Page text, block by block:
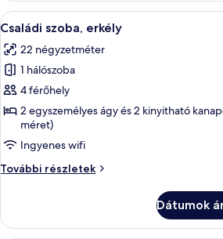
2
children)
tengerre
(2
+
2
további
részletei
A
következő
szoba
összes
képének
megtekintése:
Családi
szoba,
erkély
Egy
5
Családi szoba, erkély
22 négyzetméter
1 hálószoba
4 férőhely
2 egyszemélyes ágy és 2 kinyitható
méret)
Ingyenes wifi
További részletek
Családi
részletei
Dátumok